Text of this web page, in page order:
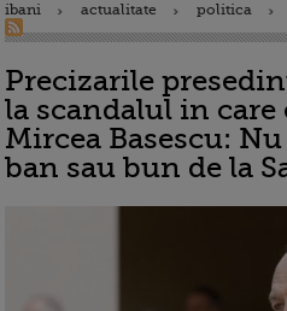
ibani actualitate politica
Precizarile
la scandalul in
Mircea Basescu:
ban sau bun de la